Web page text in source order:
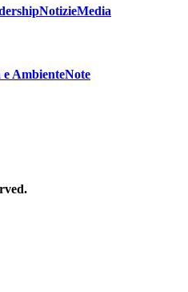
NotizieMedia
AmbienteNote